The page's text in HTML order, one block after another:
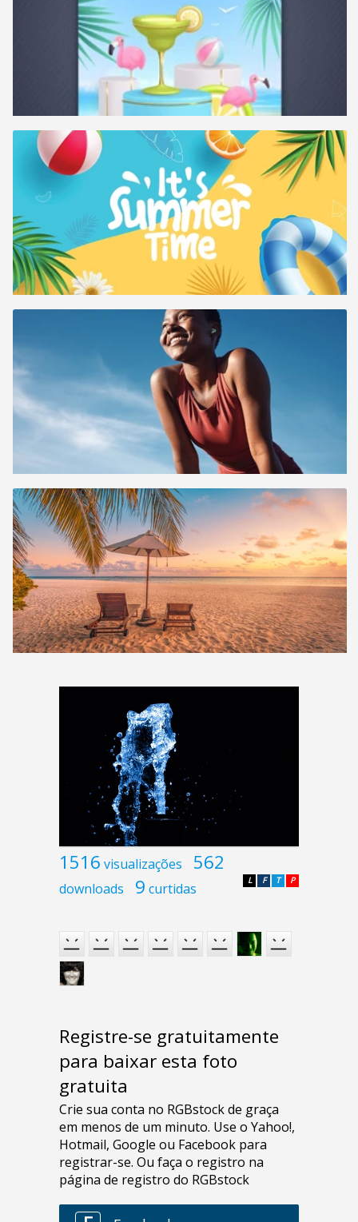
1516 visualizações 562
downloads 9 curtidas P
T
F
L
Registre-se gratuitamente
para baixar esta foto
gratuita